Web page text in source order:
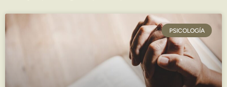
PSICOLOGÍA